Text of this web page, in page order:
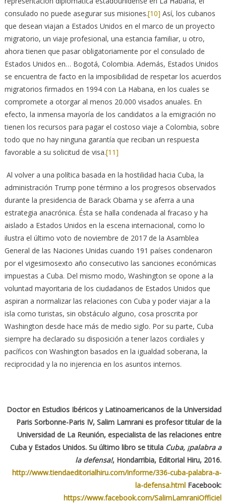
consulado no puede asegurar sus misiones.[10] Así, los cubanos
que desean viajan a Estados Unidos en el marco de un proyecto
migratorio, un viaje profesional, una estancia familiar, u otro,
ahora tienen que pasar obligatoriamente por el consulado de
Estados Unidos en… Bogotá, Colombia. Además, Estados Unidos
se encuentra de facto en la imposibilidad de respetar los acuerdos
migratorios firmados en 1994 con La Habana, en los cuales se
compromete a otorgar al menos 20.000 visados anuales. En
efecto, la inmensa mayoría de los candidatos a la emigración no
tienen los recursos para pagar el costoso viaje a Colombia, sobre
todo que no hay ninguna garantía que reciban un respuesta
favorable a su solicitud de visa.[11]
Al volver a una política basada en la hostilidad hacia Cuba, la
administración Trump pone término a los progresos observados
durante la presidencia de Barack Obama y se aferra a una
estrategia anacrónica. Ésta se halla condenada al fracaso y ha
aislado a Estados Unidos en la escena internacional, como lo
ilustra el último voto de noviembre de 2017 de la Asamblea
General de las Naciones Unidas cuando 191 países condenaron
por el vigesimosexto año consecutivo las sanciones económicas
impuestas a Cuba. Del mismo modo, Washington se opone a la
voluntad mayoritaria de los ciudadanos de Estados Unidos que
aspiran a normalizar las relaciones con Cuba y poder viajar a la
isla como turistas, sin obstáculo alguno, cosa proscrita por
Washington desde hace más de medio siglo. Por su parte, Cuba
siempre ha declarado su disposición a tener lazos cordiales y
pacíficos con Washington basados en la igualdad soberana, la
reciprocidad y la no injerencia en los asuntos internos.
Doctor en Estudios Ibéricos y Latinoamericanos de la Universidad
Paris Sorbonne-Paris IV, Salim Lamrani es profesor titular de la
Universidad de La Reunión, especialista de las relaciones entre
Cuba y Estados Unidos. Su último libro se titula Cuba, ¡palabra a
la defensa!, Hondarribia, Editorial Hiru, 2016.
http://www.tiendaeditorialhiru.com/informe/336-cuba-palabra-a-
la-defensa.html Facebook:
https://www.facebook.com/SalimLamraniOfficiel